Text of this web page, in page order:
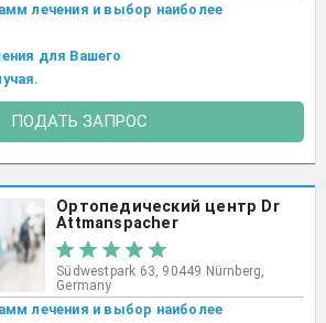
лечения и выбор наиболее
для Вашего
ПОДАТЬ ЗАПРОС
Ортопедический центр Dr
Attmanspacher
Südwestpark 63, 90449 Nürnberg,
Germany
лечения и выбор наиболее